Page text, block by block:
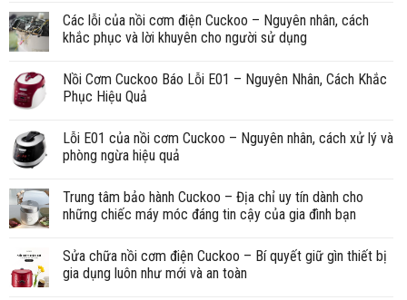
Các lỗi của nồi cơm điện Cuckoo – Nguyên nhân, cách
khắc phục và lời khuyên cho người sử dụng
Nồi Cơm Cuckoo Báo Lỗi E01 – Nguyên Nhân, Cách Khắc
Phục Hiệu Quả
Lỗi E01 của nồi cơm Cuckoo – Nguyên nhân, cách xử lý và
phòng ngừa hiệu quả
Trung tâm bảo hành Cuckoo – Địa chỉ uy tín dành cho
những chiếc máy móc đáng tin cậy của gia đình bạn
Sửa chữa nồi cơm điện Cuckoo – Bí quyết giữ gìn thiết bị
gia dụng luôn như mới và an toàn